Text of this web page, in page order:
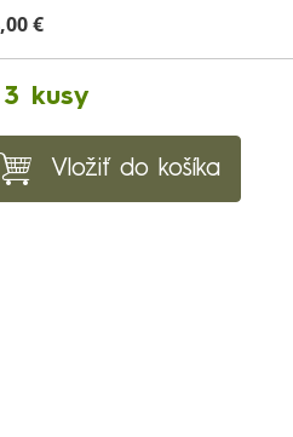
€
kusy
Vložiť do košíka